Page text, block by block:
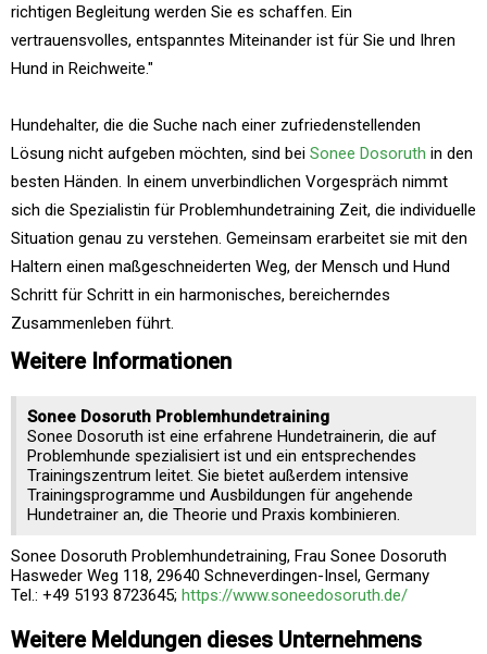
richtigen Begleitung werden Sie es schaffen. Ein
vertrauensvolles, entspanntes Miteinander ist für Sie und Ihren
Hund in Reichweite."
Hundehalter, die die Suche nach einer zufriedenstellenden
Lösung nicht aufgeben möchten, sind bei Sonee Dosoruth in den
besten Händen. In einem unverbindlichen Vorgespräch nimmt
sich die Spezialistin für Problemhundetraining Zeit, die individuelle
Situation genau zu verstehen. Gemeinsam erarbeitet sie mit den
Haltern einen maßgeschneiderten Weg, der Mensch und Hund
Schritt für Schritt in ein harmonisches, bereicherndes
Zusammenleben führt.
Weitere Informationen
Sonee Dosoruth Problemhundetraining
Sonee Dosoruth ist eine erfahrene Hundetrainerin, die auf
Problemhunde spezialisiert ist und ein entsprechendes
Trainingszentrum leitet. Sie bietet außerdem intensive
Trainingsprogramme und Ausbildungen für angehende
Hundetrainer an, die Theorie und Praxis kombinieren​.
Sonee Dosoruth Problemhundetraining, Frau Sonee Dosoruth
Hasweder Weg 118, 29640 Schneverdingen-Insel, Germany
Tel.: +49 5193 8723645; https://www.soneedosoruth.de/
Weitere Meldungen dieses Unternehmens